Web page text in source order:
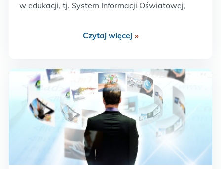
w edukacji, tj. System Informacji Oświatowej,
perspektywie finansowej Centrum bierze udział
Adresatami działań są…
Czytaj więcej »